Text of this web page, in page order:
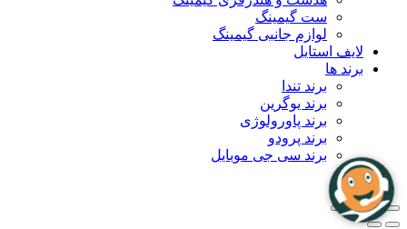
ست گیمینگ
لوازم جانبی گیمینگ
لایف استایل
برند ها
برند تندا
برند یوگرین
برند پاورولوژی
برند پرودو
برند سی جی موبایل
بلاگ